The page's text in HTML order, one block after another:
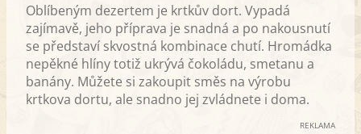
Oblíbeným dezertem je krtkův dort. Vypadá
zajímavě, jeho příprava je snadná a po nakousnutí
se představí skvostná kombinace chutí. Hromádka
nepěkné hlíny totiž ukrývá čokoládu, smetanu a
banány. Můžete si zakoupit směs na výrobu
krtkova dortu, ale snadno jej zvládnete i doma.
REKLAMA